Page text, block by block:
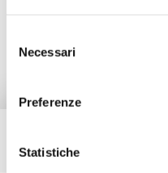
delNecessari
Preferenze
Statistiche